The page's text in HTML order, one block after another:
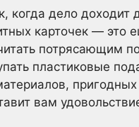
когда дело доходит
карточек — это
потрясающим
пластиковые
вам